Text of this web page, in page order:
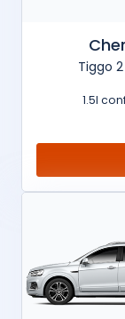
Tiggo
1.5l